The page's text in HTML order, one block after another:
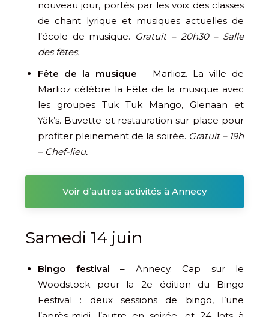
nouveau jour, portés par les voix des classes
de chant lyrique et musiques actuelles de
l’école de musique. Gratuit – 20h30 – Salle
des fêtes.
Fête de la musique – Marlioz. La ville de
Marlioz célèbre la Fête de la musique avec
les groupes Tuk Tuk Mango, Glenaan et
Yäk’s. Buvette et restauration sur place pour
profiter pleinement de la soirée. Gratuit – 19h
– Chef-lieu.
Voir d’autres activités à Annecy
Samedi 14 juin
Bingo festival – Annecy. Cap sur le
Woodstock pour la 2e édition du Bingo
Festival : deux sessions de bingo, l’une